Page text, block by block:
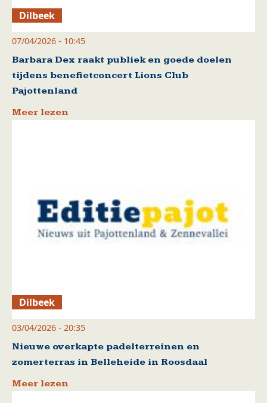
Dilbeek
07/04/2026 - 10:45
Barbara Dex raakt publiek en goede doelen
tijdens benefietconcert Lions Club
Pajottenland
Meer lezen
Dilbeek
03/04/2026 - 20:35
Nieuwe overkapte padelterreinen en
zomerterras in Belleheide in Roosdaal
Meer lezen